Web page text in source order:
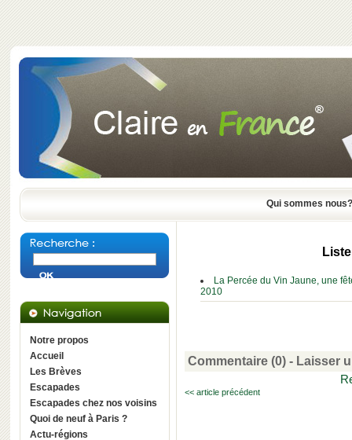
Qui sommes nous?
Notre propos
Accueil
Les Brèves
Escapades
Escapades chez nos voisins
Quoi de neuf à Paris ?
Actu-régions
La Percée du Vin Jaune, une
2010
Commentaire (0) - Laisser
<< article précédent